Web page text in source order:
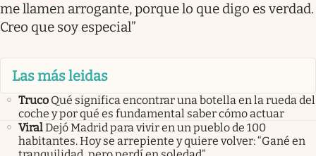
me llamen arrogante, porque lo que digo es verdad.
Creo que soy especial”
Las más leidas
Truco Qué significa encontrar una botella en la rueda del
coche y por qué es fundamental saber cómo actuar
ViralDejó Madrid para vivir en un pueblo de 100
habitantes. Hoy se arrepiente y quiere volver: “Gané en